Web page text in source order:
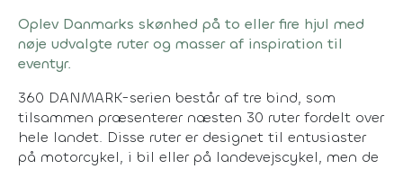
Oplev Danmarks skønhed på to eller fire hjul med
nøje udvalgte ruter og masser af inspiration til
eventyr.
360 DANMARK-serien består af tre bind, som
tilsammen præsenterer næsten 30 ruter fordelt over
hele landet. Disse ruter er designet til entusiaster
på motorcykel, i bil eller på landevejscykel, men de